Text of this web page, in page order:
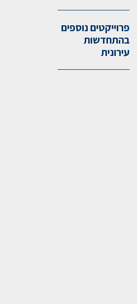
פרוייקטים נוספים
בהתחדשות
עירונית